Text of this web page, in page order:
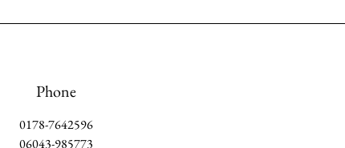
Phone
0178-7642596
06043-985773